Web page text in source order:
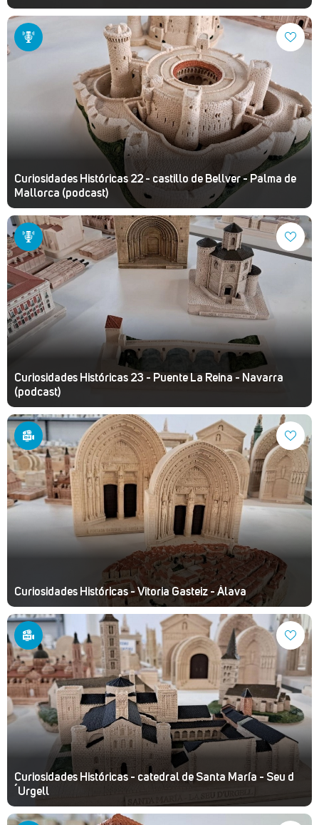
Curiosidades Históricas 22 - castillo de Bellver - Palma de
Mallorca (podcast)
Curiosidades Históricas 23 - Puente La Reina - Navarra
(podcast)
Curiosidades Históricas - Vitoria Gasteiz - Álava
Curiosidades Históricas - catedral de Santa María - Seu d
´Urgell